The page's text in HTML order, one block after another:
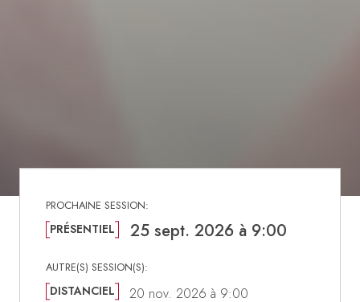
PRÉSENTIEL 25 sept. 2026 à 9:00
DISTANCIEL 20 nov. 2026 à 9:00